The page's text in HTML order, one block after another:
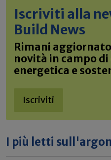
Iscriviti alla
Build News
Rimani
novità in campo
energetica e
Iscriviti
I più letti